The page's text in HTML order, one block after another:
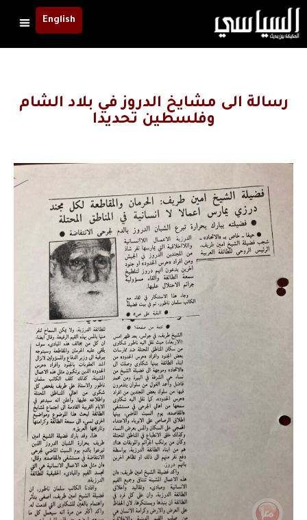
English
رسالة الى مشايخ الدروز في بلاد الشام
وفلسطين تحديدا